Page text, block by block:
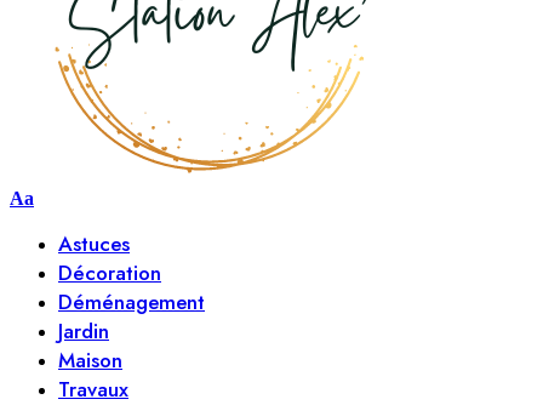
Aa
Astuces
Décoration
Déménagement
Jardin
Maison
Travaux